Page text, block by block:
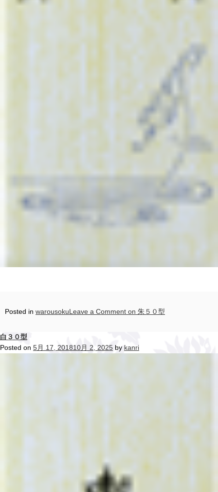
Posted in warousokuLeave a Comment on 朱５０型
白３０型
Posted on 5月 17, 201810月 2, 2025 by kanri